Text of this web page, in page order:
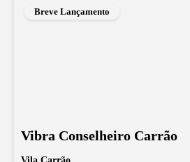
Breve Lançamento
Vibra Conselheiro Carrão